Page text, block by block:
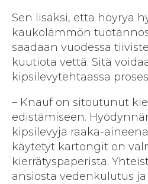
Sen lisäksi, että höyryä
kaukolämmön
saadaan vuodessa
kuutiota vettä. Sitä
kipsilevytehtaassa
– Knauf on sitoutunut
edistämiseen.
kipsilevyjä raaka-
käytetyt kartongit on
kierrätyspaperista.
ansiosta vedenkulutus